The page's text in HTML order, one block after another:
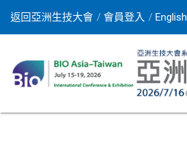
返回亞洲生技大會 會員登入 English